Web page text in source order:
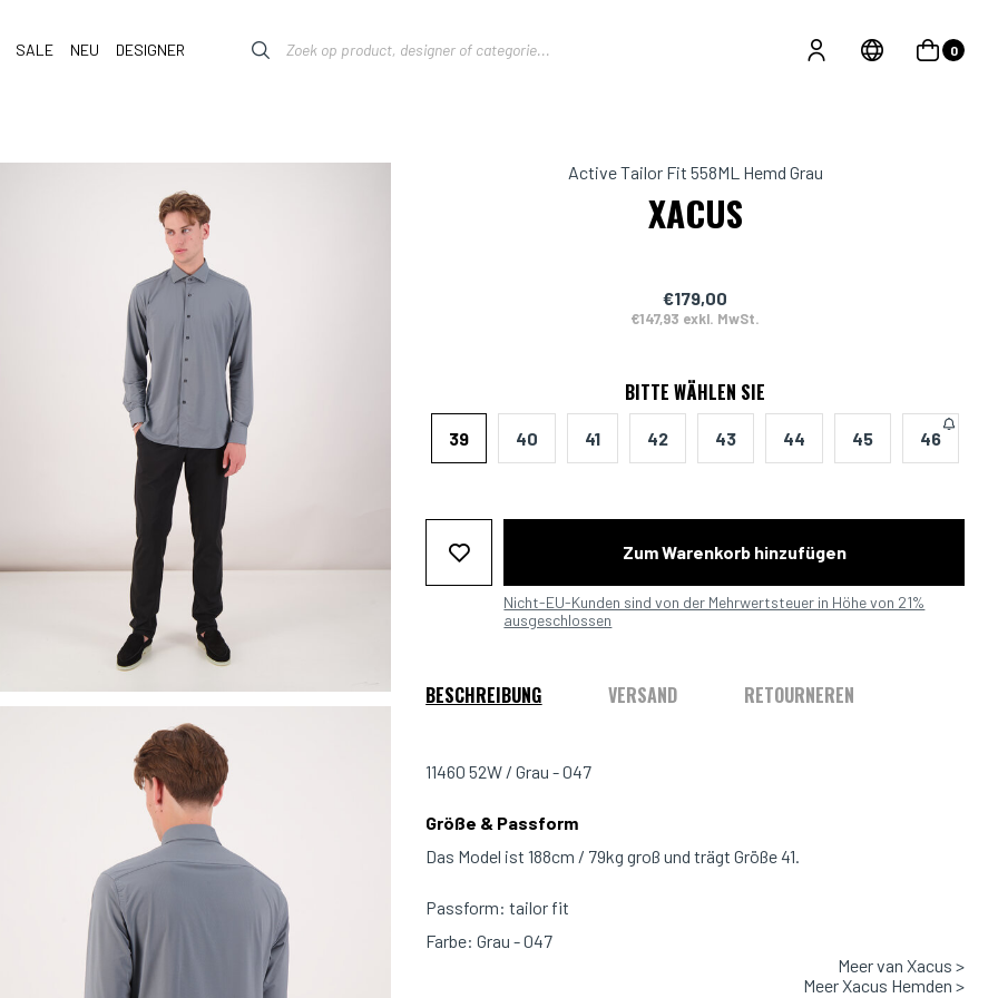
SALE NEU DESIGNER 0
Active Tailor Fit 558ML Hemd Grau
XACUS
€179,00
€147,93 exkl. MwSt.
BITTE WÄHLEN SIE
39 40 41 42 43 44 45 46
Zum Warenkorb hinzufügen
Nicht-EU-Kunden sind von der Mehrwertsteuer in Höhe von 21%
ausgeschlossen
BESCHREIBUNG VERSAND RETOURNEREN
11460 52W / Grau - 047
Größe & Passform
Das Model ist 188cm / 79kg groß und trägt Größe 41.
Passform: tailor fit
Farbe: Grau - 047
Meer van Xacus >
Meer Xacus Hemden >